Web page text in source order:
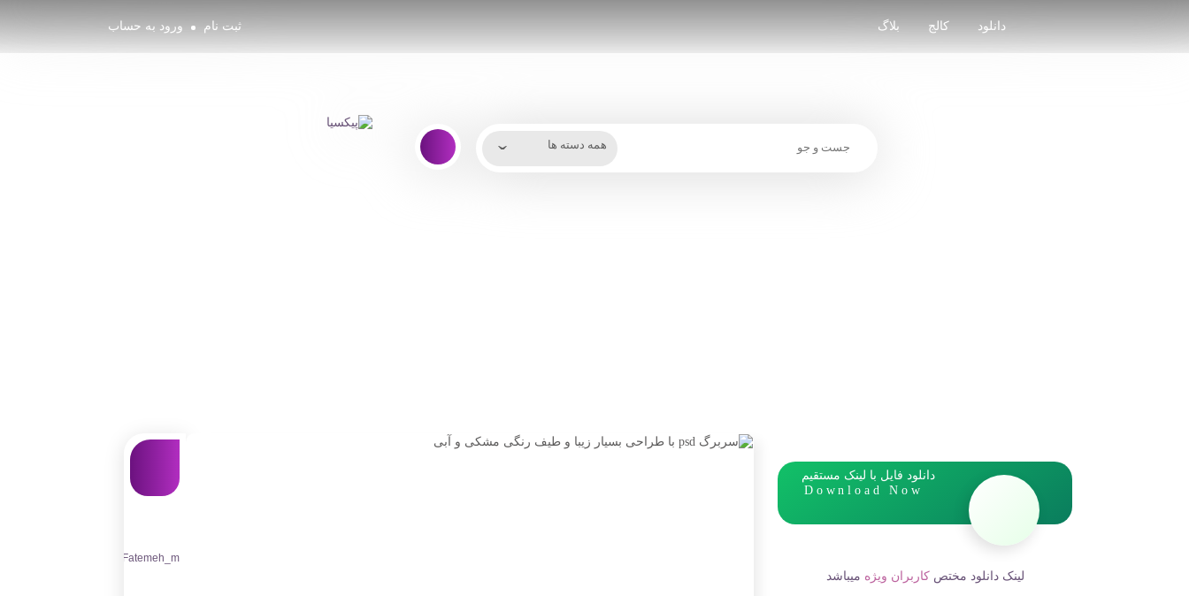
دانلود کالج بلاگ ثبت نام ورود به حساب
دانلود فایل با لینک مستقیم
Download Now
لینک دانلود مختصکاربران ویژه میباشد
Fatemeh_m